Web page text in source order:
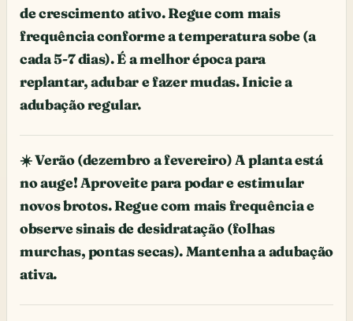
de crescimento ativo. Regue com mais
frequência conforme a temperatura sobe (a
cada 5-7 dias). É a melhor época para
replantar, adubar e fazer mudas. Inicie a
adubação regular.
☀️ Verão (dezembro a fevereiro) A planta está
no auge! Aproveite para podar e estimular
novos brotos. Regue com mais frequência e
observe sinais de desidratação (folhas
murchas, pontas secas). Mantenha a adubação
ativa.